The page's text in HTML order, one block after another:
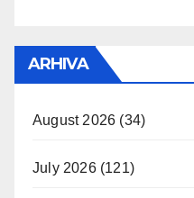
ARHIVA
August 2026 (34)
July 2026(121)